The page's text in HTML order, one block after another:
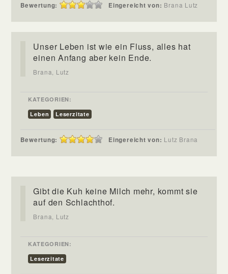
Bewertung: Eingereicht von: Brana Lutz
Unser Leben ist wie ein Fluss, alles hat
einen Anfang aber kein Ende.
Brana, Lutz
KATEGORIEN:
Leben
Leserzitate
Bewertung: Eingereicht von: Lutz Brana
Gibt die Kuh keine Milch mehr, kommt sie
auf den Schlachthof.
Brana, Lutz
KATEGORIEN:
Leserzitate